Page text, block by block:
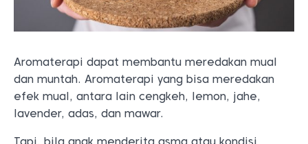
Aromaterapi dapat membantu meredakan mual
dan muntah. Aromaterapi yang bisa meredakan
efek mual, antara lain cengkeh, lemon, jahe,
lavender, adas, dan mawar.